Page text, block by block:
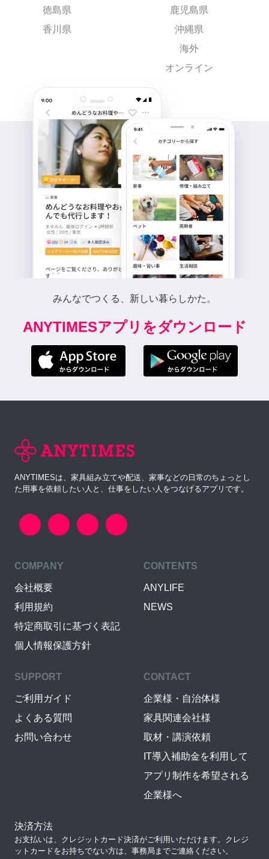
徳島県
香川県
鹿児島県
沖縄県
海外
オンライン
みんなでつくる、新しい暮らしかた。
ANYTIMESアプリをダウンロード
ANYTIMESは、家具組み立てや配送、家事などの日常のちょっとし
た用事を依頼したい人と、仕事をしたい人をつなげるアプリです。
COMPANY
会社概要
利用規約
特定商取引に基づく表記
個人情報保護方針
CONTENTS
ANYLIFE
NEWS
SUPPORT
ご利用ガイド
よくある質問
お問い合わせ
CONTACT
企業様・自治体様
家具関連会社様
取材・講演依頼
IT導入補助金を利用して
アプリ制作を希望される
企業様へ
決済方法
お支払いは、クレジットカード決済がご利用いただけます。クレジ
ットカードをお持ちでない方は、事務局までご連絡ください。